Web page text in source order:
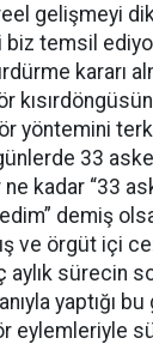
gelişmeyi
temsil
kararı
yöntemini
33
ne kadar “33
demiş
ve örgüt içi
aylık sürecin
yaptığı
eylemleriyle